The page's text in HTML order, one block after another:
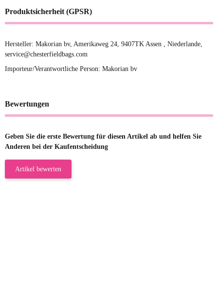
Produktsicherheit (GPSR)
Hersteller: Makorian bv, Amerikaweg 24, 9407TK Assen , Niederlande,
service@chesterfieldbags.com
Importeur/Verantwortliche Person: Makorian bv
Bewertungen
Geben Sie die erste Bewertung für diesen Artikel ab und helfen Sie
Anderen bei der Kaufentscheidung
Artikel bewerten